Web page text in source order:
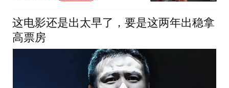
这电影还是出太早了，要是这两年出稳拿
高票房